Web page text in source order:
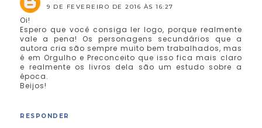
9 DE FEVEREIRO DE 2016 ÀS 16:27
Oi!
Espero que você consiga ler logo, porque realmente
vale a pena! Os personagens secundários que a
autora cria são sempre muito bem trabalhados, mas
é em Orgulho e Preconceito que isso fica mais claro
e realmente os livros dela são um estudo sobre a
época.
Beijos!
RESPONDER